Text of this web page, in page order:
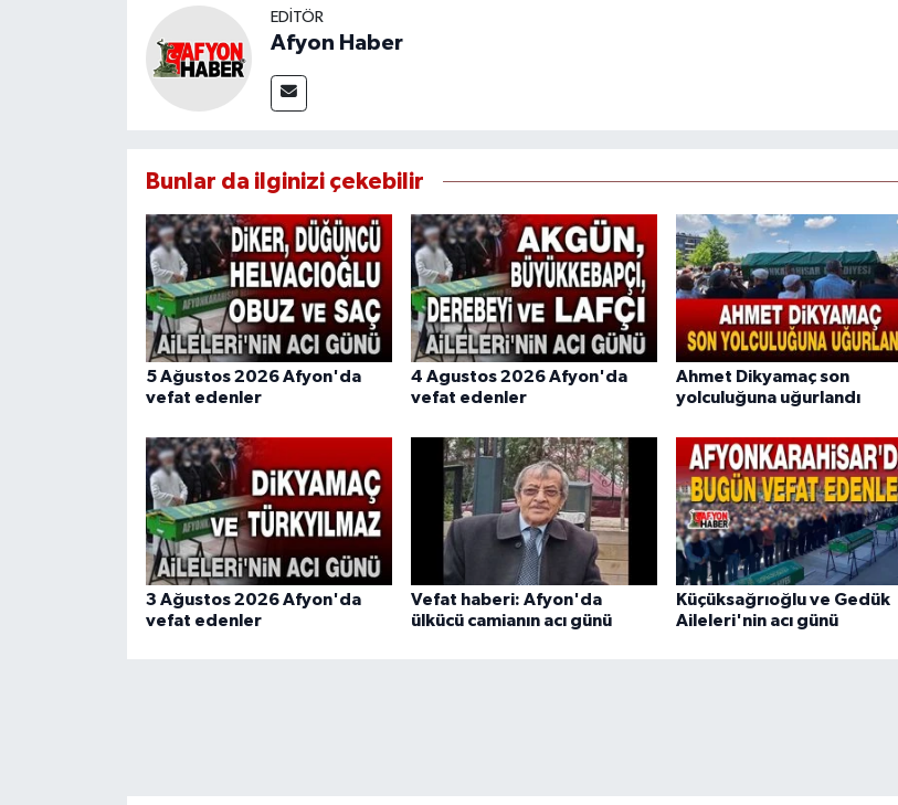
EDITÖR
Afyon Haber
Bunlar da ilginizi çekebilir
5 Ağustos 2026 Afyon'da
vefat edenler
4 Agustos 2026 Afyon'da
vefat edenler
Ahmet Dikyamaç son
yolculuğuna uğurlandı
3 Ağustos 2026 Afyon'da
vefat edenler
Vefat haberi: Afyon'da
ülkücü camianın acı günü
Küçüksağrıoğlu ve Gedük
Aileleri'nin acı günü